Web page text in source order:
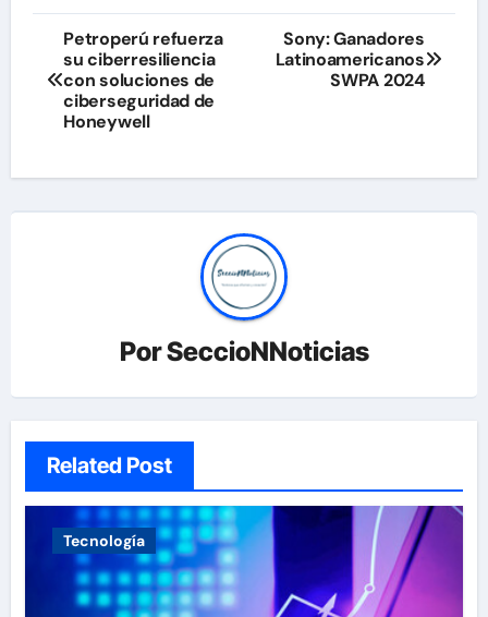
Navegación
de
entradas
Petroperú refuerza
su ciberresiliencia
con soluciones de
ciberseguridad de
Honeywell
Sony: Ganadores
Latinoamericanos
SWPA 2024
PorSeccioNNoticias
Related Post
Tecnología